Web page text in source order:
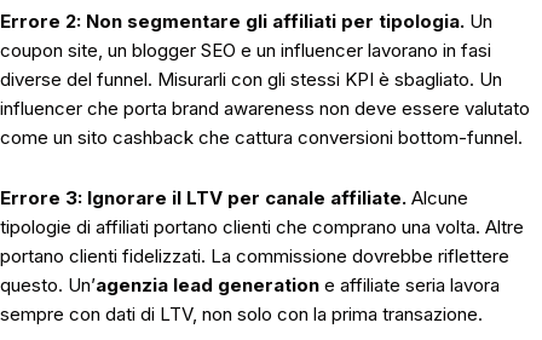
Errore 2: Non segmentare gli affiliati per tipologia. Un
coupon site, un blogger SEO e un influencer lavorano in fasi
diverse del funnel. Misurarli con gli stessi KPI è sbagliato. Un
influencer che porta brand awareness non deve essere valutato
come un sito cashback che cattura conversioni bottom-funnel.
Errore 3: Ignorare il LTV per canale affiliate. Alcune
tipologie di affiliati portano clienti che comprano una volta. Altre
portano clienti fidelizzati. La commissione dovrebbe riflettere
questo. Un’agenzia lead generation e affiliate seria lavora
sempre con dati di LTV, non solo con la prima transazione.